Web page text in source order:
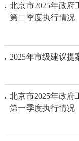
北京市2025年政府
第二季度执行情况
2025年市级建议提
北京市2025年政府
第一季度执行情况